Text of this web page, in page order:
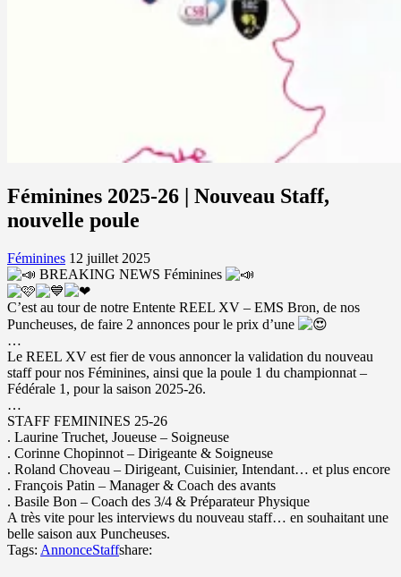
Féminines 2025-26 | Nouveau Staff,
nouvelle poule
Féminines 12 juillet 2025
BREAKING NEWS Féminines
C’est au tour de notre Entente REEL XV – EMS Bron, de nos
Puncheuses, de faire 2 annonces pour le prix d’une
…
Le REEL XV est fier de vous annoncer la validation du nouveau
staff pour nos Féminines, ainsi que la poule 1 du championnat –
Fédérale 1, pour la saison 2025-26.
…
STAFF FEMININES 25-26
. Laurine Truchet, Joueuse – Soigneuse
. Corinne Chopinnot – Dirigeante & Soigneuse
. Roland Choveau – Dirigeant, Cuisinier, Intendant… et plus encore
. François Patin – Manager & Coach des avants
. Basile Bon – Coach des 3/4 & Préparateur Physique
A très vite pour les interviews du nouveau staff… en souhaitant une
belle saison aux Puncheuses.
Tags: AnnonceStaffshare: